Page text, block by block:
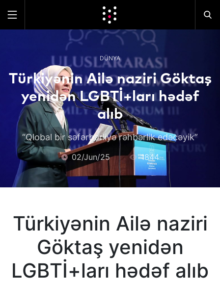
DÜNYA
Türkiyənin Ailə naziri Göktaş
yenidən LGBTİ+ları hədəf
alıb
“Qlobal bir səfərbərliyə rəhbərlik edəcəyik”
02/Jun/25 1844
Türkiyənin Ailə naziri
Göktaş yenidən
LGBTİ+ları hədəf alıb